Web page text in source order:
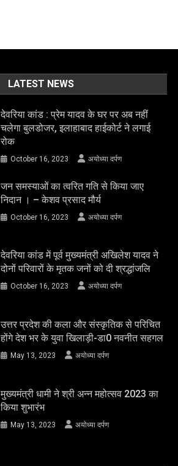
LATEST NEWS
देवरिया कांड : प्रेम यादव के घर पर अब नहीं
चलेगा बुलडोजर, इलाहाबाद हाईकोर्ट ने लगाई
रोक
October 16, 2023 अयोध्या दर्पण
जन समस्याओं का त्वरित गति से किया जाए
निदान । – केशव प्रसाद मौर्य
October 16, 2023 अयोध्या दर्पण
देवरिया कांड में पूर्व मुख्यमंत्री अखिलेश यादव ने
दोनों परिवारों के मृतक जनों को दी श्रद्धांजलि
October 16, 2023 अयोध्या दर्पण
उत्तर प्रदेश की कला और संस्कृतिक से परिचित
होंगे देश भर के युवा खिलाड़ी-डा0 नवनीत सहगल
May 13, 2023 अयोध्या दर्पण
मुख्यमंत्री धामी ने श्री अन्न महोत्सव 2023 का
किया शुभारंभ
May 13, 2023 अयोध्या दर्पण